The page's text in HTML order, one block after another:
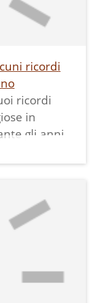
ricordi
ricordi
in
gli anni
video